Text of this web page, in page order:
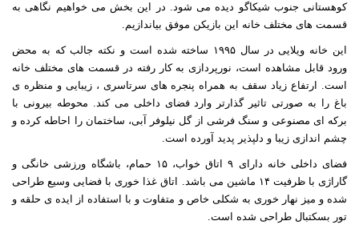
کوهستانی جنوب شیکاگو دیده می شود. در این بخش می خواهیم نگاهی به
قسمت های مختلف خانه این بازیکن موفق بیاندازیم.
این خانه ویلایی در سال ۱۹۹۵ ساخته شده است و نکته جالب که به محض
ورود قابل مشاهده است، نورپردازی به کار رفته در قسمت های مختلف خانه
است. ارتفاع زیاد سقف به همراه پنجره های سرتاسری ، زیبایی و منظره ی
باغ را به صورتی تاثیر گذارتر وارد فضای داخلی می کند. محوطه بیرونی با
برکه ای مصنوعی و سنگ فرشی از گل نیلوفر آبی، ساختمان را احاطه کرده و
چشم اندازی زیبا و دلپذیر پدید آورده است.
فضای داخلی خانه دارای ۹ اتاق خواب، ۱۵ حمام، باشگاه ورزشی خانگی و
گاراژی با ظرفیت ۱۴ ماشین می باشد. اتاق غذا خوری با فضایی وسیع طراحی
شده و میز نهار خوری به شکلی خاص و متفاوت و با استفاده از ایده ی حلقه و
تور بسکتبال طراحی شده است.